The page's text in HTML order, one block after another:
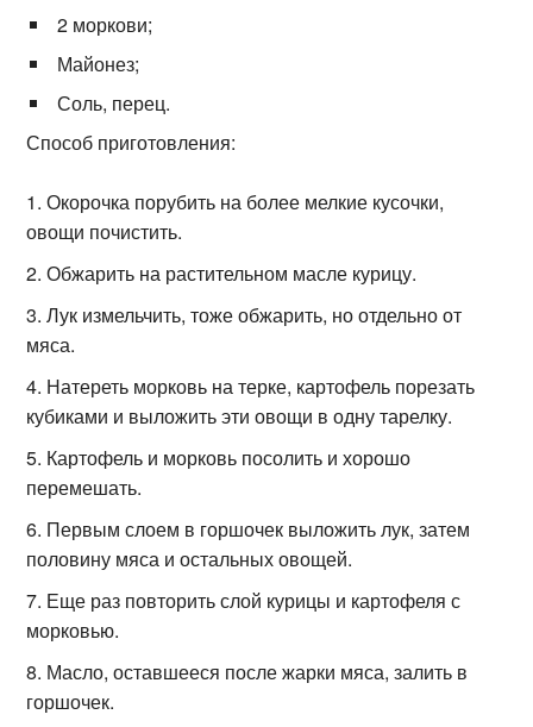
2 моркови;
Майонез;
Соль, перец.
Способ приготовления:
Окорочка порубить на более мелкие кусочки,
овощи почистить.
Обжарить на растительном масле курицу.
Лук измельчить, тоже обжарить, но отдельно от
мяса.
Натереть морковь на терке, картофель порезать
кубиками и выложить эти овощи в одну тарелку.
Картофель и морковь посолить и хорошо
перемешать.
Первым слоем в горшочек выложить лук, затем
половину мяса и остальных овощей.
Еще раз повторить слой курицы и картофеля с
морковью.
Масло, оставшееся после жарки мяса, залить в
горшочек.